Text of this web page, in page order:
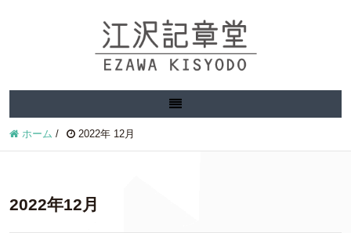
ホーム / 2022年 12月
2022年12月